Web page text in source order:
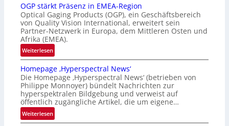
t
i
o
n
l
V
i
s
i
o
n
l
a
n
d
o
b
e
t
e
i
i
g
OGP stärkt Präsenz in EMEA-Region
Optical Gaging Products (OGP), ein Geschäftsbereich
von Quality Vision International, erweitert sein
Partner-Netzwerk in Europa, dem Mittleren Osten und
Afrika (EMEA).
Weiterlesen:
O
G
P
s
t
ä
r
Homepage ‚Hyperspectral News‘
Die Homepage ‚Hyperspectral News‘ (betrieben von
Philippe Monnoyer) bündelt Nachrichten zur
hyperspektralen Bildgebung und verweist auf
öffentlich zugängliche Artikel, die um eigene…
Weiterlesen:
H